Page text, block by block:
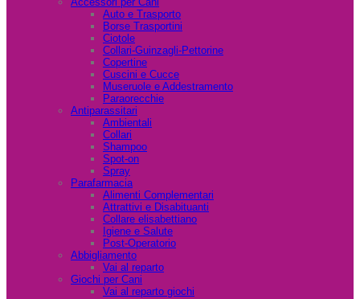
Auto e Trasporto
Borse Trasportini
Ciotole
Collari-Guinzagli-Pettorine
Copertine
Cuscini e Cucce
Museruole e Addestramento
Paraorecchie
Antiparassitari
Ambientali
Collari
Shampoo
Spot-on
Spray
Parafarmacia
Alimenti Complementari
Attrattivi e Disabituanti
Collare elisabettiano
Igiene e Salute
Post-Operatorio
Abbigliamento
Vai al reparto
Giochi per Cani
Vai al reparto giochi